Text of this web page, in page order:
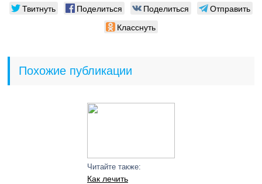
Твитнуть Поделиться Поделиться
Отправить
Класснуть
Похожие публикации
Читайте также:
Как лечить